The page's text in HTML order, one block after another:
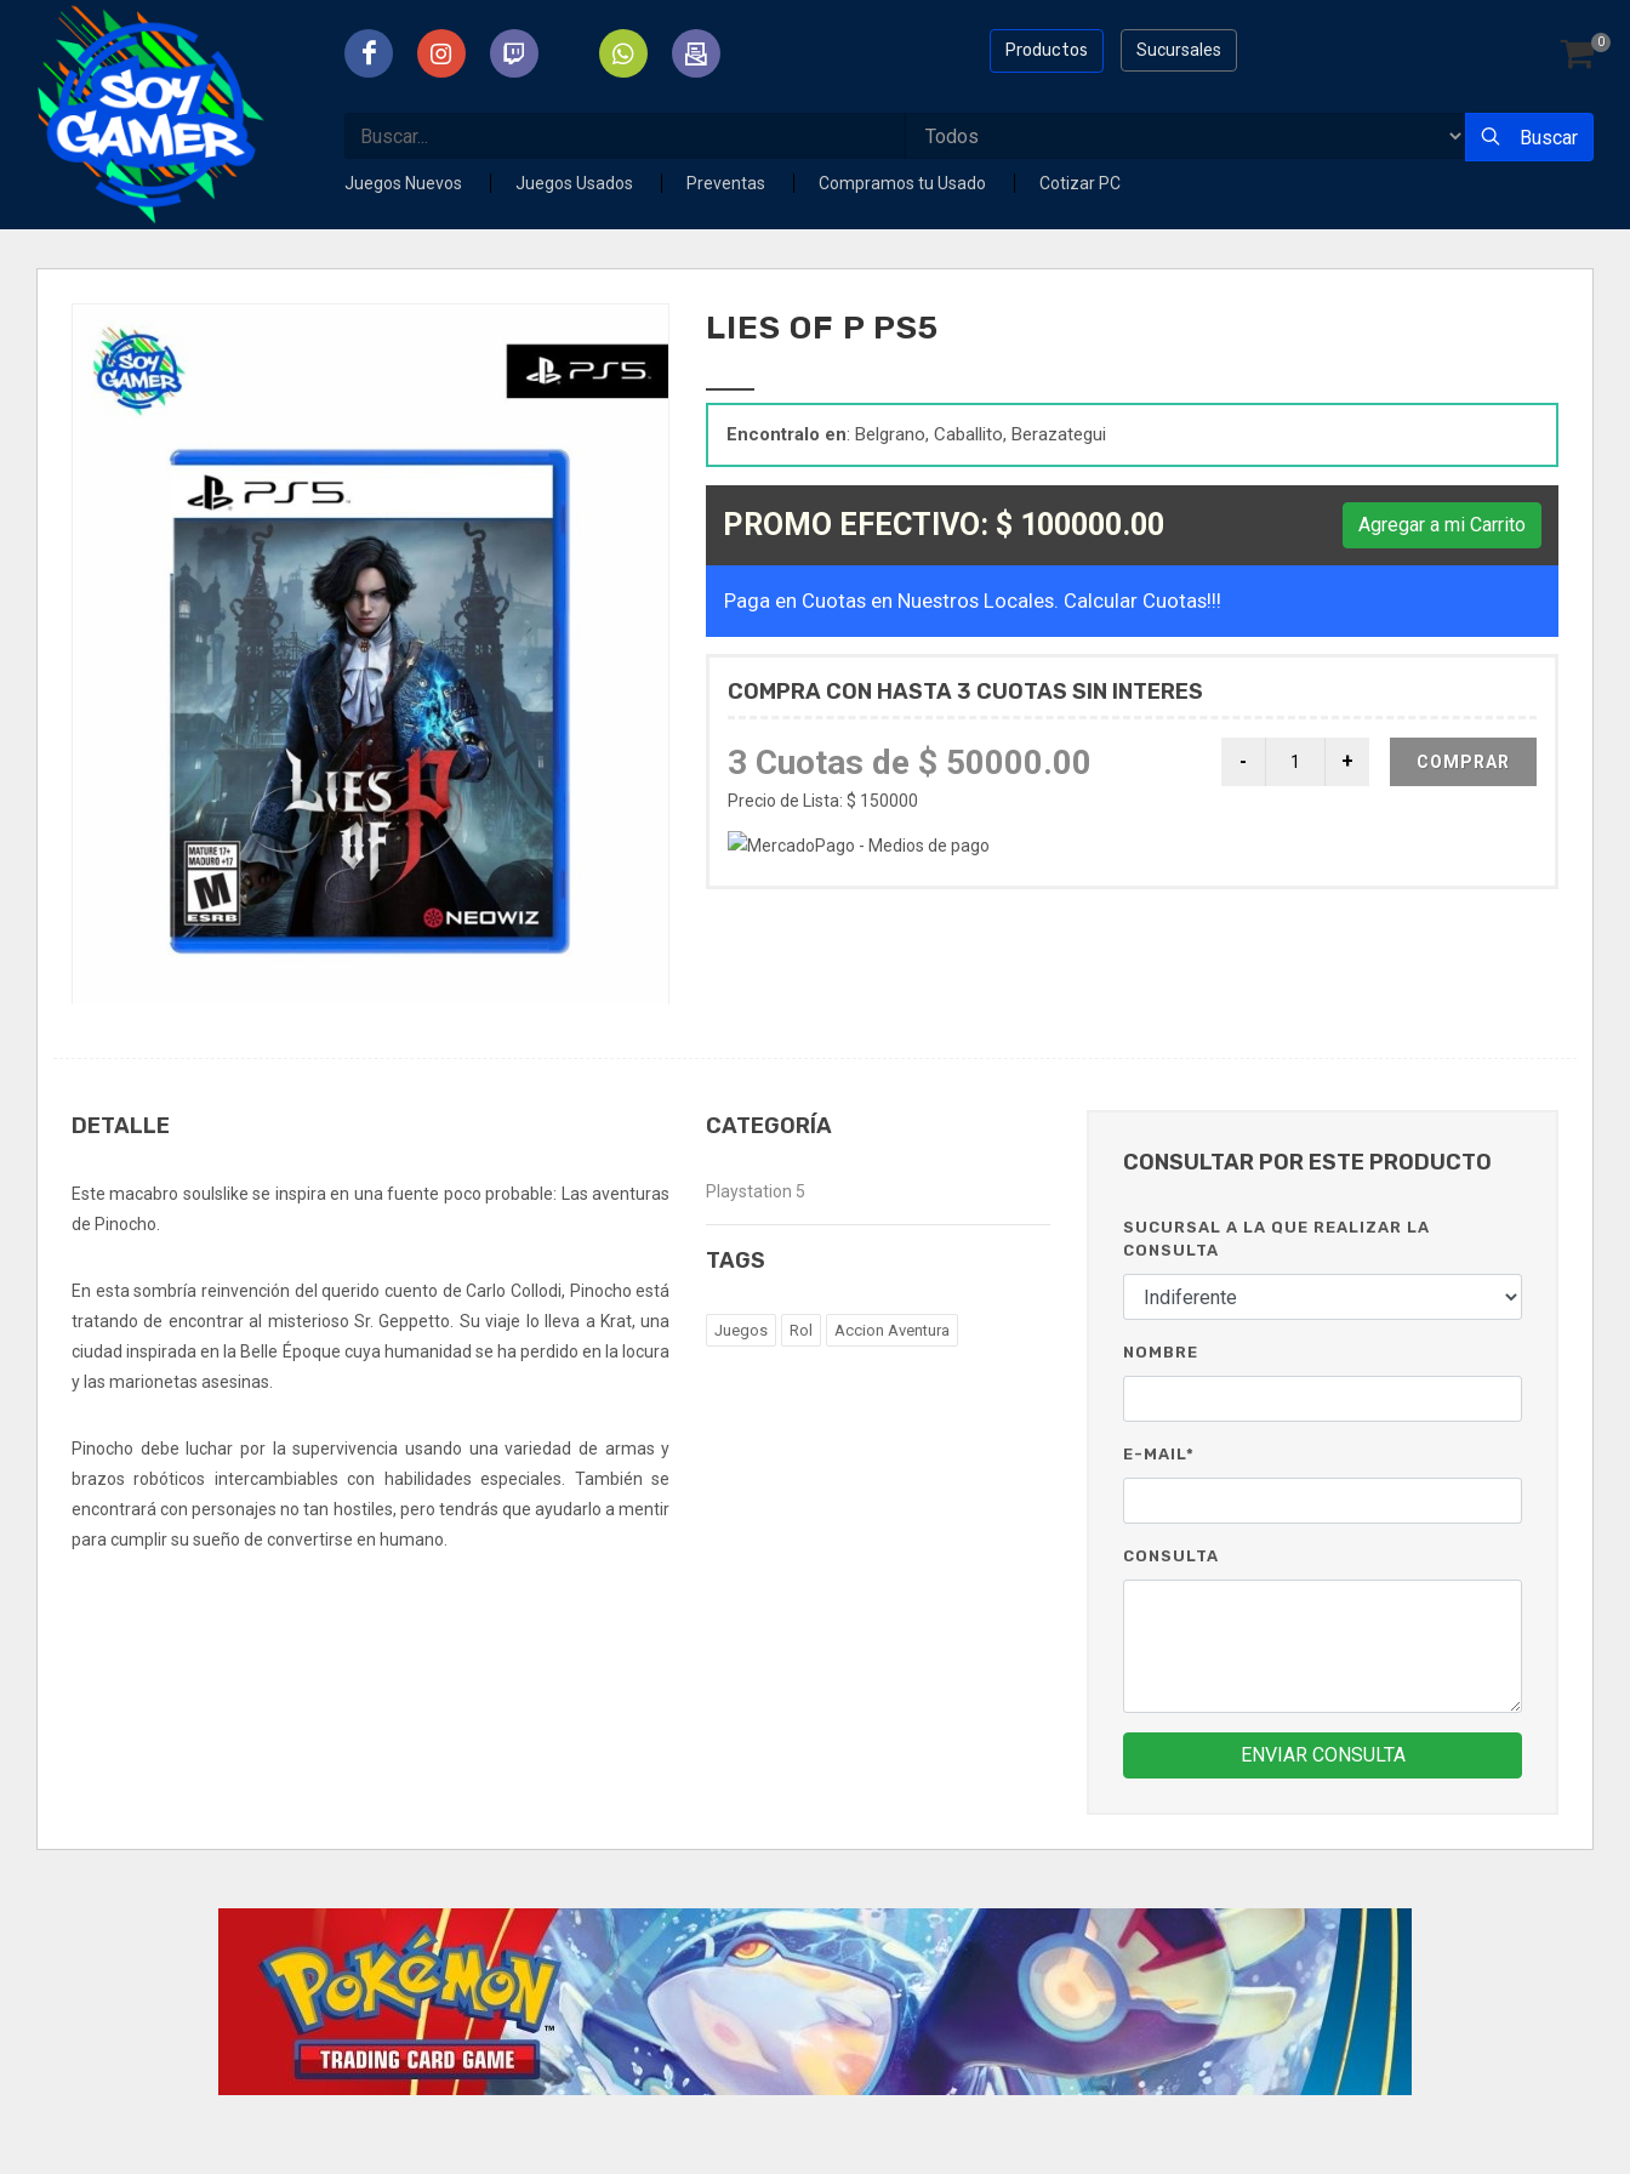
Sucursales
Productos 0
Buscar
Juegos Nuevos Juegos Usados Preventas Compramos tu Usado Cotizar PC
LIES OF P PS5
Encontralo en: Belgrano, Caballito, Berazategui
PROMO EFECTIVO: $ 100000.00 Agregar a mi Carrito
Paga en Cuotas en Nuestros Locales. Calcular Cuotas!!!
COMPRA CON HASTA 3 CUOTAS SIN INTERES
3 Cuotas de $ 50000.00
Precio de Lista: $ 150000
COMPRAR
DETALLE
Este macabro soulslike se inspira en una fuente poco probable: Las aventuras
de Pinocho.
En esta sombría reinvención del querido cuento de Carlo Collodi, Pinocho está
tratando de encontrar al misterioso Sr. Geppetto. Su viaje lo lleva a Krat, una
ciudad inspirada en la Belle Époque cuya humanidad se ha perdido en la locura
y las marionetas asesinas.
Pinocho debe luchar por la supervivencia usando una variedad de armas y
brazos robóticos intercambiables con habilidades especiales. También se
encontrará con personajes no tan hostiles, pero tendrás que ayudarlo a mentir
para cumplir su sueño de convertirse en humano.
CATEGORÍA
Playstation 5
TAGS
Juegos Rol Accion Aventura
CONSULTAR POR ESTE PRODUCTO
SUCURSAL A LA QUE REALIZAR LA
CONSULTA
NOMBRE
E-MAIL*
CONSULTA
ENVIAR CONSULTA